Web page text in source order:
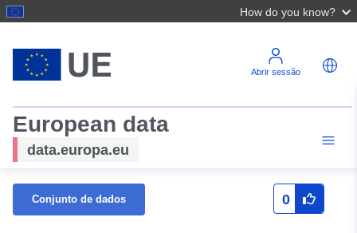
How do you know?
Abrir sessão
European data
data.europa.eu
Conjunto de dados 0